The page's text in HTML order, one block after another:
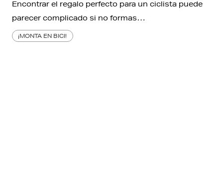
Encontrar el regalo perfecto para un ciclista puede
parecer complicado si no formas…
¡MONTA EN BICI!